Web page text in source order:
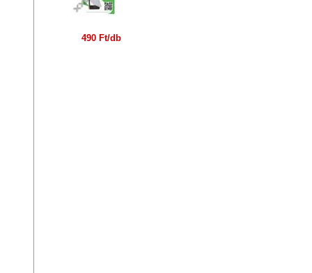
490 Ft/db